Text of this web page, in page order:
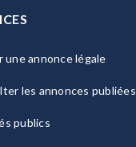
une annonce légale
les annonces publiées
publics